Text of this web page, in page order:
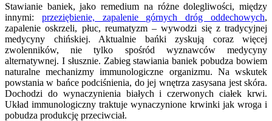
Stawianie baniek, jako remedium na różne dolegliwości, między
innymi: przeziębienie, zapalenie górnych dróg oddechowych,
zapalenie oskrzeli, płuc, reumatyzm – wywodzi się z tradycyjnej
medycyny chińskiej. Aktualnie bańki zyskują coraz więcej
zwolenników, nie tylko spośród wyznawców medycyny
alternatywnej. I słusznie. Zabieg stawiania baniek pobudza bowiem
naturalne mechanizmy immunologiczne organizmu. Na wskutek
powstania w bańce podciśnienia, do jej wnętrza zasysana jest skóra.
Dochodzi do wynaczynienia białych i czerwonych ciałek krwi.
Układ immunologiczny traktuje wynaczynione krwinki jak wroga i
pobudza produkcję przeciwciał.